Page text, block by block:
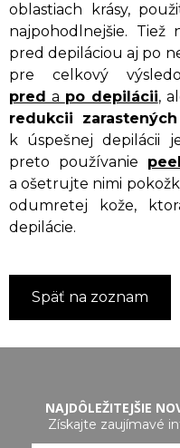
oblastiach krásy,
najpohodlnejšie. Tiež
pred depiláciou aj po
pre celkový
pred a po depilácii,
redukcii
k úspešnej depilácii
preto používanie
a ošetrujte nimi
odumretej kože,
depilácie.
Späť na zoznam
NAJDÔLEŽITEJŠIE
Získajte zaujímavé